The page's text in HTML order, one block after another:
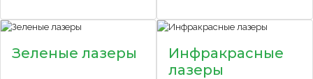
Зеленые лазеры
Инфракрасные
лазеры